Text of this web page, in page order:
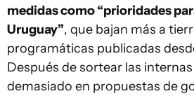
medidas como “prioridades
Uruguay”, que bajan más a
programáticas publicadas
Después de sortear las
demasiado en propuestas de